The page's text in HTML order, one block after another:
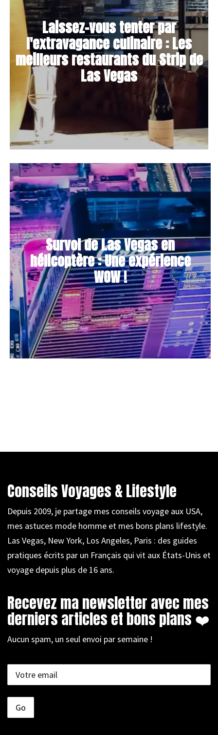
Laissez-vous tenter par
l'extravagance culinaire : Les
meilleurs restaurants du Strip de
Las Vegas
Survol de Las Vegas en
hélicoptère : Une expérience
WOW !
Conseils Voyages & Lifestyle
Depuis 2009, je partage mes conseils voyage aux USA,
mes astuces mode homme et mes bons plans lifestyle.
Las Vegas, New York, Los Angeles, Paris : des guides
pratiques écrits par un Français qui vit aux États-Unis et
voyage depuis plus de 16 ans.
Recevez ma newsletter avec mes
derniers articles et bons plans ❤️
Aucun spam, un seul envoi par semaine !